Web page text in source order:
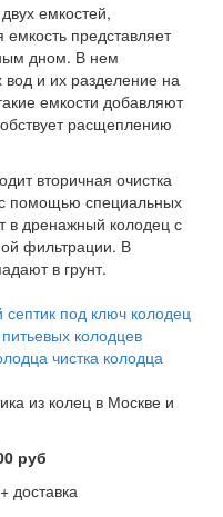
емкостей,
представляет
дном. В нем
вод и их разделение на
емкости добавляют
расщеплению
вторичная очистка
с помощью специальных
в дренажный колодец с
фильтрации. В
в грунт.
септик под ключ колодец
питьевых колодцев
чистка колодца
руб
доставка